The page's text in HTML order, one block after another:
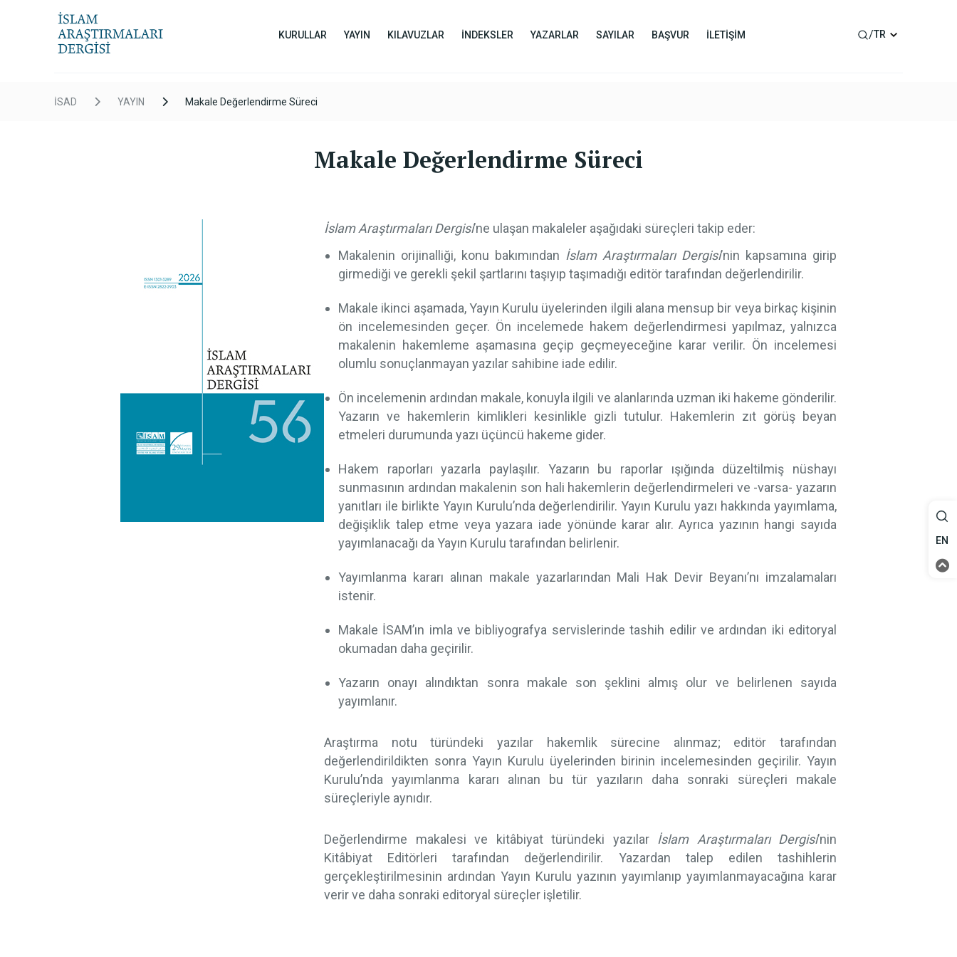
KURULLAR YAYIN KILAVUZLAR İNDEKSLER YAZARLAR SAYILAR BAŞVUR İLETİŞİM /TR
İSAD YAYIN Makale Değerlendirme Süreci
Makale Değerlendirme Süreci
İslam Araştırmaları Dergisi’ne ulaşan makaleler aşağıdaki süreçleri takip eder:
Makalenin orijinalliği, konu bakımından İslam Araştırmaları Dergisi’nin kapsamına girip
girmediği ve gerekli şekil şartlarını taşıyıp taşımadığı editör tarafından değerlendirilir.
Makale ikinci aşamada, Yayın Kurulu üyelerinden ilgili alana mensup bir veya birkaç kişinin
ön incelemesinden geçer. Ön incelemede hakem değerlendirmesi yapılmaz, yalnızca
makalenin hakemleme aşamasına geçip geçmeyeceğine karar verilir. Ön incelemesi
olumlu sonuçlanmayan yazılar sahibine iade edilir.
Ön incelemenin ardından makale, konuyla ilgili ve alanlarında uzman iki hakeme gönderilir.
Yazarın ve hakemlerin kimlikleri kesinlikle gizli tutulur. Hakemlerin zıt görüş beyan
etmeleri durumunda yazı üçüncü hakeme gider.
Hakem raporları yazarla paylaşılır. Yazarın bu raporlar ışığında düzeltilmiş nüshayı
sunmasının ardından makalenin son hali hakemlerin değerlendirmeleri ve -varsa- yazarın
yanıtları ile birlikte Yayın Kurulu’nda değerlendirilir. Yayın Kurulu yazı hakkında yayımlama,
değişiklik talep etme veya yazara iade yönünde karar alır. Ayrıca yazının hangi sayıda
yayımlanacağı da Yayın Kurulu tarafından belirlenir.
Yayımlanma kararı alınan makale yazarlarından Mali Hak Devir Beyanı’nı imzalamaları
istenir.
Makale İSAM’ın imla ve bibliyografya servislerinde tashih edilir ve ardından iki editoryal
okumadan daha geçirilir.
Yazarın onayı alındıktan sonra makale son şeklini almış olur ve belirlenen sayıda
yayımlanır.
Araştırma notu türündeki yazılar hakemlik sürecine alınmaz; editör tarafından
değerlendirildikten sonra Yayın Kurulu üyelerinden birinin incelemesinden geçirilir. Yayın
Kurulu’nda yayımlanma kararı alınan bu tür yazıların daha sonraki süreçleri makale
süreçleriyle aynıdır.
Değerlendirme makalesi ve kitâbiyat türündeki yazılar İslam Araştırmaları Dergisi’nin
Kitâbiyat Editörleri tarafından değerlendirilir. Yazardan talep edilen tashihlerin
gerçekleştirilmesinin ardından Yayın Kurulu yazının yayımlanıp yayımlanmayacağına karar
verir ve daha sonraki editoryal süreçler işletilir.
EN